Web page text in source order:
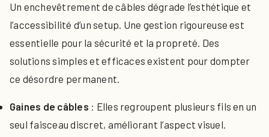
Un enchevêtrement de câbles dégrade l’esthétique et
l’accessibilité d’un setup. Une gestion rigoureuse est
essentielle pour la sécurité et la propreté. Des
solutions simples et efficaces existent pour dompter
ce désordre permanent.
Gaines de câbles : Elles regroupent plusieurs fils en un
seul faisceau discret, améliorant l’aspect visuel.